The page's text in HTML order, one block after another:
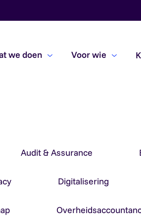
we doen Voor wie
Audit & Assurance
Digitalisering